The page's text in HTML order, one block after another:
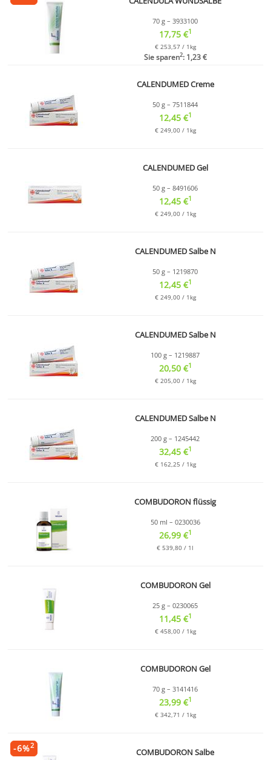
70 g – 3933100
17,75 €1
€ 253,57 / 1kg
Sie sparen2: 1,23 €
CALENDUMED Creme
50 g – 7511844
12,45 €1
€ 249,00 / 1kg
CALENDUMED Gel
50 g – 8491606
12,45 €1
€ 249,00 / 1kg
CALENDUMED Salbe N
50 g – 1219870
12,45 €1
€ 249,00 / 1kg
CALENDUMED Salbe N
100 g – 1219887
20,50 €1
€ 205,00 / 1kg
CALENDUMED Salbe N
200 g – 1245442
32,45 €1
€ 162,25 / 1kg
COMBUDORON flüssig
50 ml – 0230036
26,99 €1
€ 539,80 / 1l
COMBUDORON Gel
25 g – 0230065
11,45 €1
€ 458,00 / 1kg
COMBUDORON Gel
70 g – 3141416
23,99 €1
€ 342,71 / 1kg
COMBUDORON Salbe
-6%2